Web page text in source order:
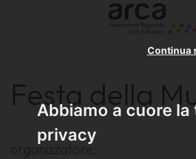
Abbiamo a cuore la
privacy
Continua
Festa della
organizzatore: